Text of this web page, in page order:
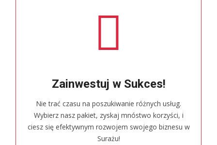
Zainwestuj w Sukces!
Nie trać czasu na poszukiwanie różnych usług.
Wybierz nasz pakiet, zyskaj mnóstwo korzyści, i
ciesz się efektywnym rozwojem swojego biznesu w
Surażu!